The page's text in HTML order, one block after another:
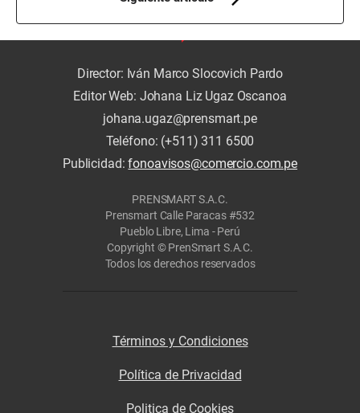
Director: Iván Marco Slocovich Pardo
Editor Web: Johana Liz Ugaz Oscanoa
johana.ugaz@prensmart.pe
Teléfono: (+511) 311 6500
Publicidad:fonoavisos@comercio.com.pe
PRENSMART S.A.C.
Prensmart Calle Paracas #532
Pueblo Libre, Lima - Perú
Copyright © PrenSmart S.A.C.
Todos los derechos reservados
Términos y Condiciones
Política de Privacidad
Politica de Cookies